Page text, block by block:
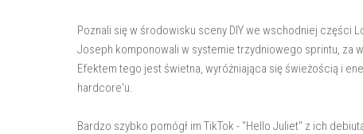
Poznali się w środowisku sceny DIY we wschodniej części
Joseph komponowali w systemie trzydniowego sprintu, za
Efektem tego jest świetna, wyróżniająca się świeżością i
hardcore'u.
Bardzo szybko pomógł im TikTok - "Hello Juliet" z ich